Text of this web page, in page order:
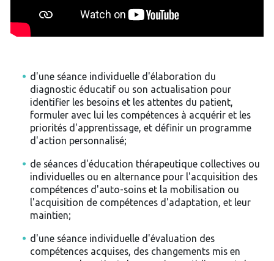
d'une séance individuelle d'élaboration du
diagnostic éducatif ou son actualisation pour
identifier les besoins et les attentes du patient,
formuler avec lui les compétences à acquérir et les
priorités d'apprentissage, et définir un programme
d'action personnalisé;
de séances d'éducation thérapeutique collectives ou
individuelles ou en alternance pour l'acquisition des
compétences d'auto-soins et la mobilisation ou
l'acquisition de compétences d'adaptation, et leur
maintien;
d'une séance individuelle d'évaluation des
compétences acquises, des changements mis en